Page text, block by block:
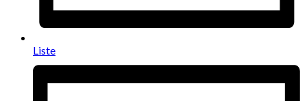
Liste